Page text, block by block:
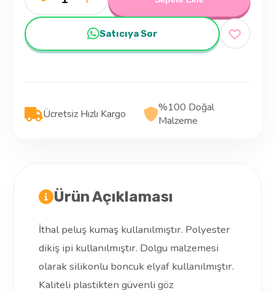
Satıcıya Sor
Ücretsiz Hızlı Kargo
%100 Doğal
Malzeme
Ürün Açıklaması
İthal peluş kumaş kullanılmıştır. Polyester
dikiş ipi kullanılmıştır. Dolgu malzemesi
olarak silikonlu boncuk elyaf kullanılmıştır.
Kaliteli plastikten güvenli göz